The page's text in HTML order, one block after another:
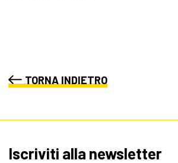
TORNA INDIETRO
Iscriviti alla newsletter